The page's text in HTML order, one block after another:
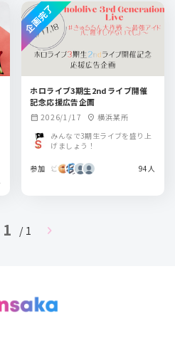
ホロライブ3期生2ndライブ開催
記念応援広告企画
calendar_month 2026/1/17 location_on 横浜某所
みんなで3期生ライブを盛り上
げましょう！
参加 94人
企画完了
1 / 1 chevron_right